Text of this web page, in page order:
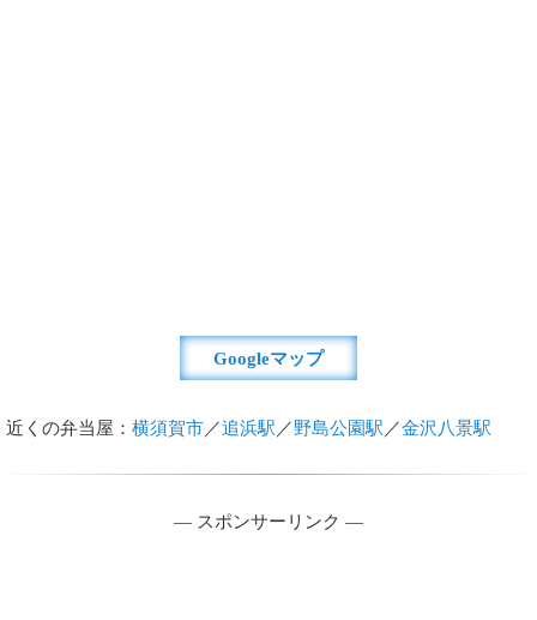
Googleマップ
近くの弁当屋： 横須賀市／追浜駅 ／野島公園駅 ／金沢八景駅
― スポンサーリンク ―